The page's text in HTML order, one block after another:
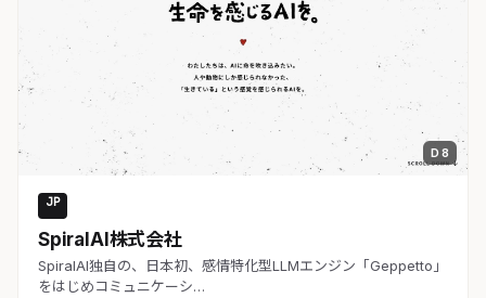
D 8
JP
SpiralAI株式会社
SpiralAI独自の、日本初、感情特化型LLMエンジン「Geppetto」
をはじめコミュニケーシ…